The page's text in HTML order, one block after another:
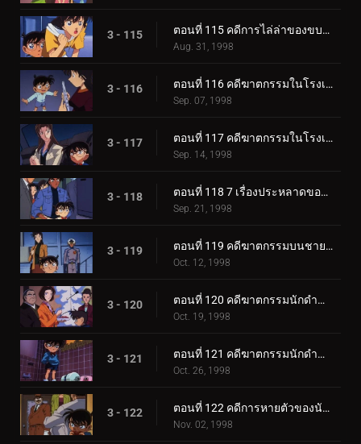
3 - 115 ตอนที่ 115 คดีการไล่ล่าของขบวนการนักสืบเยาวชน
Aug. 31, 1998
3 - 116 ตอนที่ 116 คดีฆาตกรรมในโรงเรียนสอนทำอาหาร (ตอนแรก)
Sep. 07, 1998
3 - 117 ตอนที่ 117 คดีฆาตกรรมในโรงเรียนสอนทำอาหาร (ตอนจบ)
Sep. 14, 1998
3 - 118 ตอนที่ 118 7 เรื่องประหลาดของโรงเรียนประถมเทย์ตัน
Sep. 21, 1998
3 - 119 ตอนที่ 119 คดีฆาตกรรมบนชายหาดสีขาว
Oct. 12, 1998
3 - 120 ตอนที่ 120 คดีฆาตกรรมนักดำน้ำ (ตอนแรก)
Oct. 19, 1998
3 - 121 ตอนที่ 121 คดีฆาตกรรมนักดำน้ำ (ตอนจบ)
Oct. 26, 1998
3 - 122 ตอนที่ 122 คดีการหายตัวของนักเขียนนิยายสืบสวน (ตอนแรก)
Nov. 02, 1998